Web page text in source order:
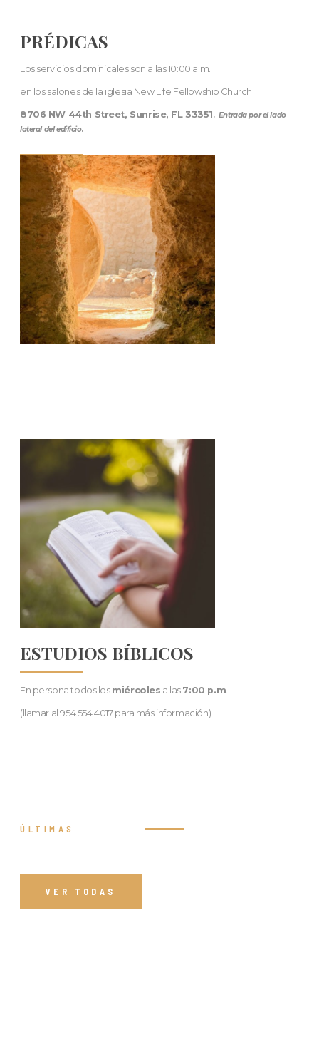
PRÉDICAS
Los servicios dominicales son a las 10:00 a.m.
en los salones de la iglesia New Life Fellowship Church
8706 NW 44th Street, Sunrise, FL 33351. Entrada por el lado
lateral del edificio.
ESTUDIOS BÍBLICOS
En persona todos los miércoles a las 7:00 p.m.
(llamar al 954.554.4017 para más información)
ÚLTIMAS
VER TODAS